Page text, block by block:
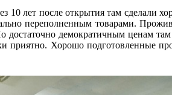
лет после открытия там сделали
переполненным товарами.
демократичным ценам
приятно. Хорошо подготовленные